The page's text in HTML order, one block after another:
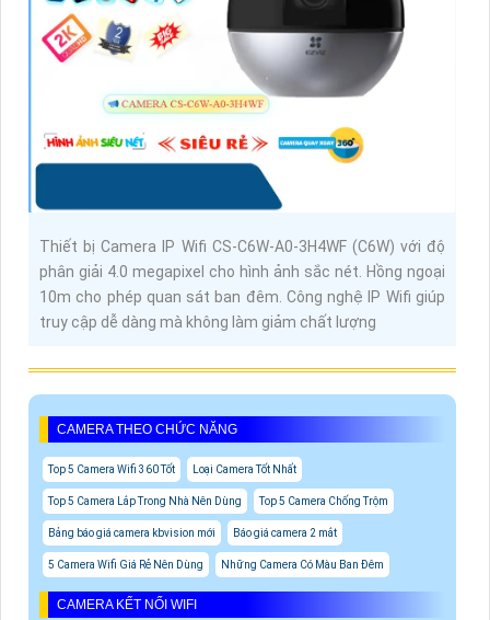
Thiết bị Camera IP Wifi CS-C6W-A0-3H4WF (C6W) với độ
phân giải 4.0 megapixel cho hình ảnh sắc nét. Hồng ngoại
10m cho phép quan sát ban đêm. Công nghệ IP Wifi giúp
truy cập dễ dàng mà không làm giảm chất lượng
CAMERA THEO CHỨC NĂNG
Top 5 Camera Wifi 360 Tốt Loại Camera Tốt Nhất
Top 5 Camera Lắp Trong Nhà Nên Dùng Top 5 Camera Chống Trộm
Bảng báo giá camera kbvision mới Báo giá camera 2 mắt
5 Camera Wifi Giá Rẻ Nên Dùng Những Camera Có Màu Ban Đêm
CAMERA KẾT NỐI WIFI